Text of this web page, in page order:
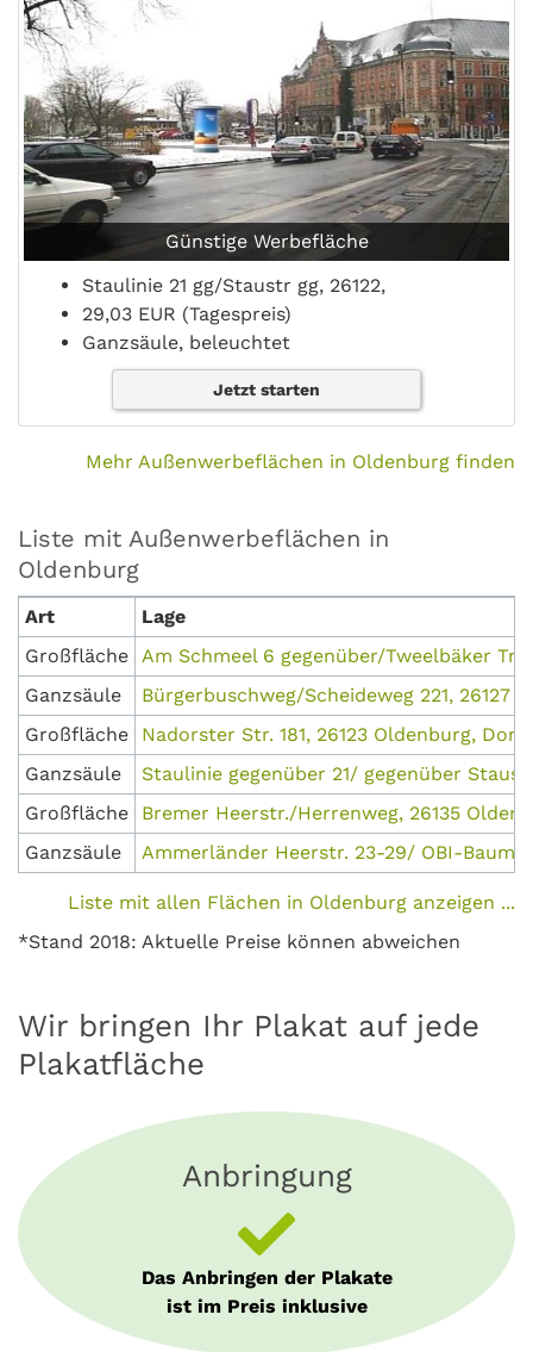
Günstige Werbefläche
Staulinie 21 gg/Staustr gg, 26122,
29,03 EUR (Tagespreis)
Ganzsäule, beleuchtet
Jetzt starten
Mehr Außenwerbeflächen in Oldenburg finden
Liste mit Außenwerbeflächen in
Oldenburg
Art
Lage
Großfläche Am Schmeel 6 gegenüber/Tweelbäker
Ganzsäule
Bürgerbuschweg/Scheideweg 221, 26127
Großfläche
Nadorster Str. 181, 26123 Oldenburg,
Ganzsäule
Staulinie gegenüber 21/ gegenüber
Großfläche
Bremer Heerstr./Herrenweg, 26135
Ganzsäule
Ammerländer Heerstr. 23-29/ OBI-
Liste mit allen Flächen in Oldenburg anzeigen ...
*Stand 2018: Aktuelle Preise können abweichen
Wir bringen Ihr Plakat auf jede
Plakatfläche
Anbringung
Das Anbringen der Plakate
ist im Preis inklusive